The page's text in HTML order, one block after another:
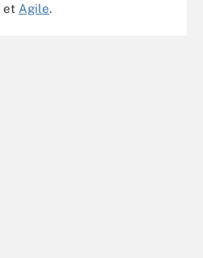
et Agile.